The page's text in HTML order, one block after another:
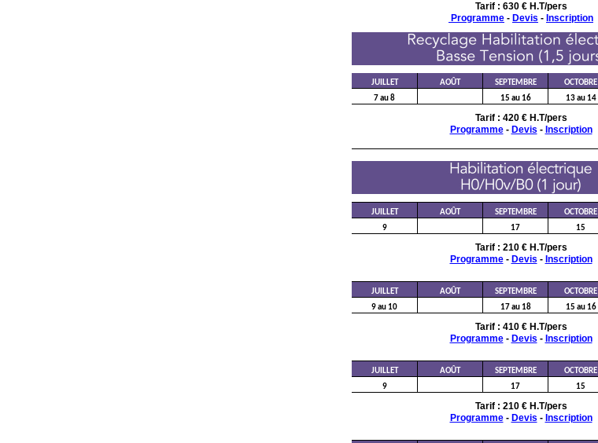
Tarif : 630 € H.T/pers
Programme - Devis - Inscription
JUILLET AOÛT SEPTEMBRE OCTOBRE
7 au 8
15 au 16 13 au 14
Tarif : 420 € H.T/pers
Programme- Devis - Inscription
JUILLET AOÛT SEPTEMBRE OCTOBRE
9
17 15
Tarif : 210 € H.T/pers
Programme- Devis - Inscription
JUILLET AOÛT SEPTEMBRE OCTOBRE
9 au 10
17 au 18 15 au 16
Tarif : 410 € H.T/pers
Programme- Devis - Inscription
JUILLET AOÛT SEPTEMBRE OCTOBRE
9
17 15
Tarif : 210 € H.T/pers
Programme- Devis - Inscription